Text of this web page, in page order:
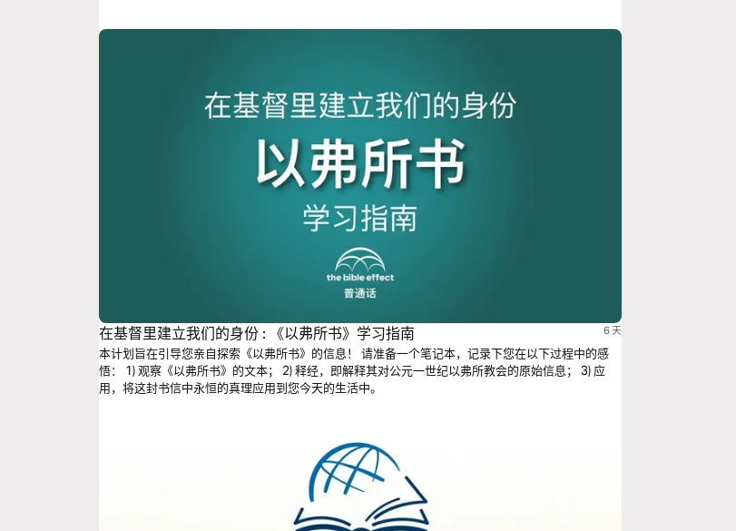
在基督里建立我们的身份 : 《以弗所书》学习指南 6 天
本计划旨在引导您亲自探索《以弗所书》的信息！ 请准备一个笔记本，记录下您在以下过程中的感
悟： 1) 观察《以弗所书》的文本； 2) 释经，即解释其对公元一世纪以弗所教会的原始信息； 3) 应
用，将这封书信中永恒的真理应用到您今天的生活中。